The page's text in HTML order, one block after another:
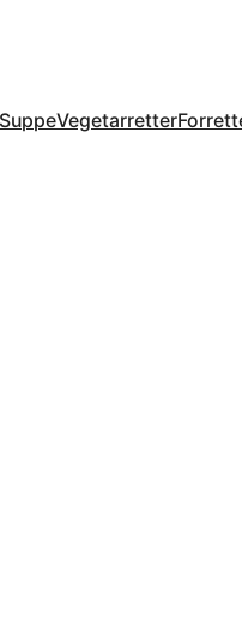
SuppeVegetarretter